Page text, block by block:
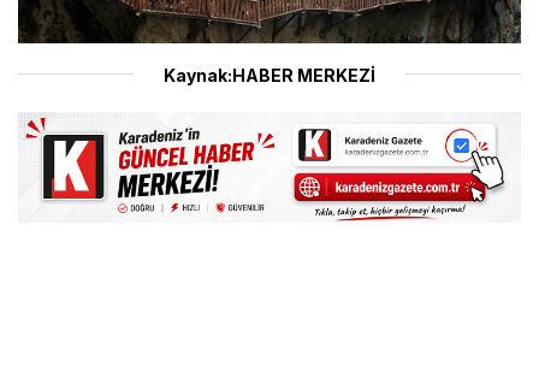
Kaynak:HABER MERKEZİ